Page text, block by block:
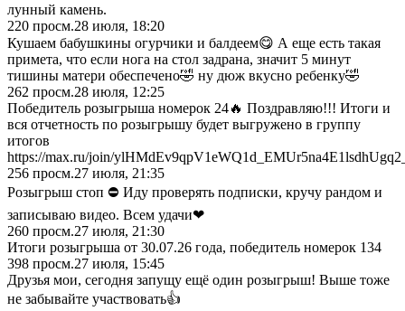
лунный камень.
220 просм.28 июля, 18:20
Кушаем бабушкины огурчики и балдеем😋 А еще есть такая
примета, что если нога на стол задрана, значит 5 минут
тишины матери обеспечено🤣 ну дюж вкусно ребенку🤣
262 просм.28 июля, 12:25
Победитель розыгрыша номерок 24🔥 Поздравляю!!! Итоги и
вся отчетность по розыгрышу будет выгружено в группу
итогов
https://max.ru/join/
256 просм.27 июля, 21:35
Розыгрыш стоп ⛔ Иду проверять подписки, кручу рандом и
записываю видео. Всем удачи❤
260 просм.27 июля, 21:30
Итоги розыгрыша от 30.07.26 года, победитель номерок 134
398 просм.27 июля, 15:45
Друзья мои, сегодня запущу ещё один розыгрыш! Выше тоже
не забывайте участвовать👍